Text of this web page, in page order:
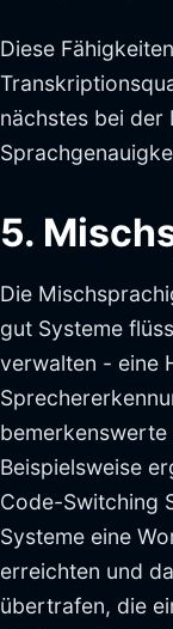
Diese
nächstes bei der
5.
Die
gut Systeme
verwalten - eine
Beispielsweise
Code-Switching
Systeme eine
erreichten und
übertrafen, die